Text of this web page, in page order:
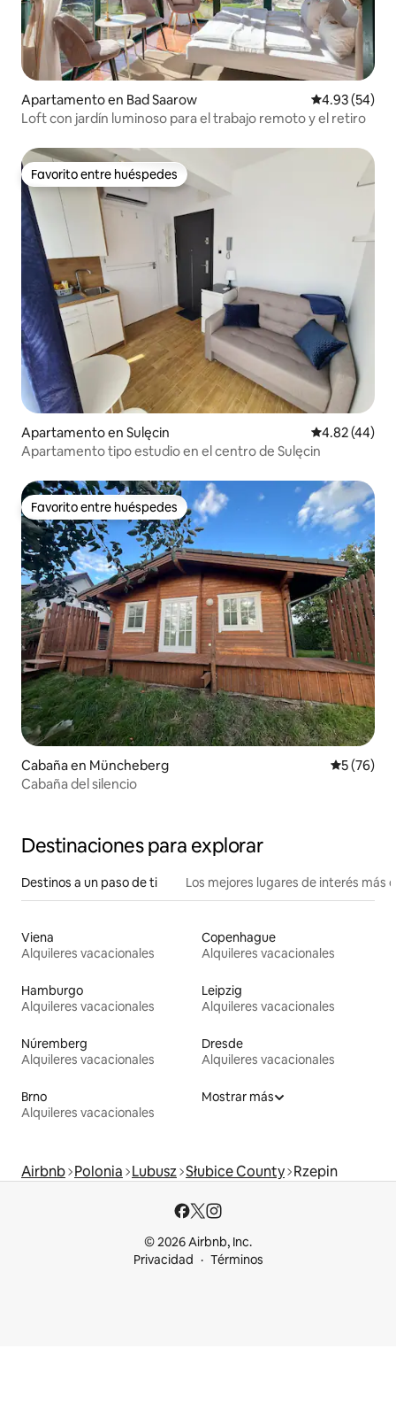
Apartamento en Bad Saarow Calificación
4.93 (54)
Loft con jardín luminoso para el trabajo remoto y el retiro
Favorito entre huéspedes
Favorito entre huéspedes
Apartamento en Sulęcin Calificación
4.82 (44)
Apartamento tipo estudio en el centro de Sulęcin
Favorito entre huéspedes
Favorito entre huéspedes
Cabaña en Müncheberg
5 (76)
Cabaña del silencio
Destinaciones para explorar
Destinos a un paso de ti Los mejores lugares de interés más
Viena
Alquileres vacacionales
Copenhague
Alquileres vacacionales
Hamburgo
Alquileres vacacionales
Leipzig
Alquileres vacacionales
Núremberg
Alquileres vacacionales
Dresde
Alquileres vacacionales
Brno
Alquileres vacacionales
Mostrar más
Airbnb Polonia Lubusz Słubice County Rzepin
© 2026 Airbnb, Inc.
Privacidad
Términos